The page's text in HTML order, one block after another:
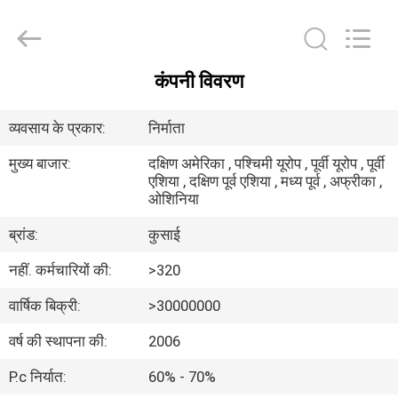
उत्पाद
बारे
में
कारखाने
दौरा
group.
कंपनी विवरण
व्यवसाय के प्रकार:
निर्माता
मुख्य बाजार:
दक्षिण अमेरिका , पश्चिमी यूरोप , पूर्वी यूरोप , पूर्वी
एशिया , दक्षिण पूर्व एशिया , मध्य पूर्व , अफ्रीका ,
ओशिनिया
ब्रांड:
कुसाई
नहीं. कर्मचारियों की:
>320
वार्षिक बिक्री:
>30000000
वर्ष की स्थापना की:
2006
P.c निर्यात:
60% - 70%